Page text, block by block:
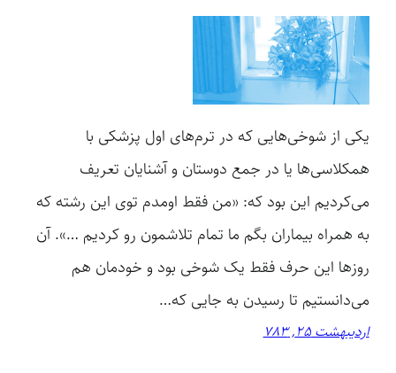
یکی از شوخی‌هایی که در ترم‌های اول پزشکی با
همکلاسی‌ها یا در جمع دوستان و آشنایان تعریف
می‌کردیم این بود که: «من فقط اومدم توی این رشته که
به همراه بیماران بگم ما تمام تلاشمون رو کردیم …». آن
روزها این حرف فقط یک شوخی بود و خودمان هم
می‌دانستیم تا رسیدن به جایی که…
اردیبهشت 25, 783